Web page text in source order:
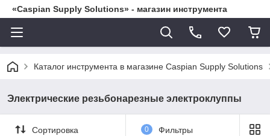
«Caspian Supply Solutions» - магазин инструмента
Каталог инструмента в магазине Caspian Supply Solutions
Электрические резьбонарезные электроклуппы
Сортировка 0 Фильтры